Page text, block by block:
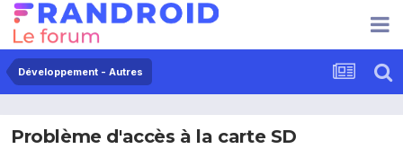
Développement - Autres
Problème d'accès à la carte SD